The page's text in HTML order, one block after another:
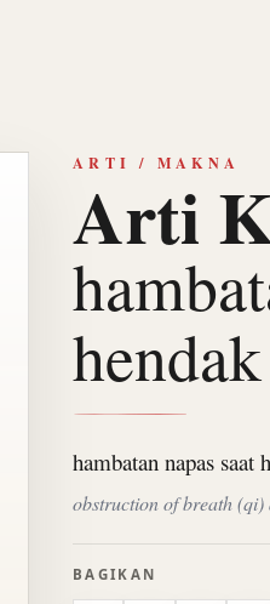
ARTI / MAKNA
Arti
hambatan napas
obstruction of breath (qi)
BAGIKAN